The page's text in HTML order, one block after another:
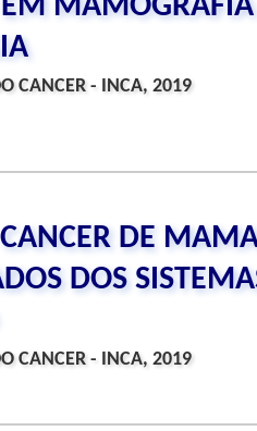
MAMOGRAFIA
CANCER - INCA, 2019
DE
DOS
CANCER - INCA, 2019